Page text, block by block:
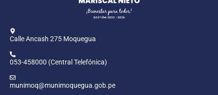
Calle Ancash 275 Moquegua
053-458000 (Central Telefónica)
munimoq@munimoquegua.gob.pe